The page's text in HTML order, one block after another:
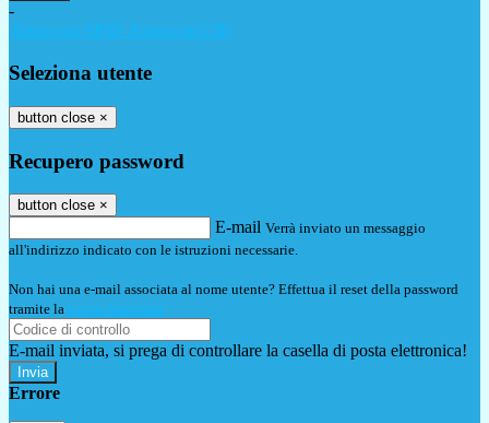
-
Entra con SPID
Entra con CIE
Seleziona utente
button close ×
Recupero password
button close ×
E-mail Verrà inviato un messaggio
all'indirizzo indicato con le istruzioni necessarie.
Non hai una e-mail associata al nome utente? Effettua il reset della password
tramite la Login Spaggiari
E-mail inviata, si prega di controllare la casella di posta elettronica!
Errore